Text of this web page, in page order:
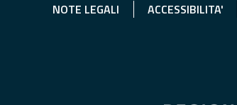
NOTE LEGALI ACCESSIBILITA'